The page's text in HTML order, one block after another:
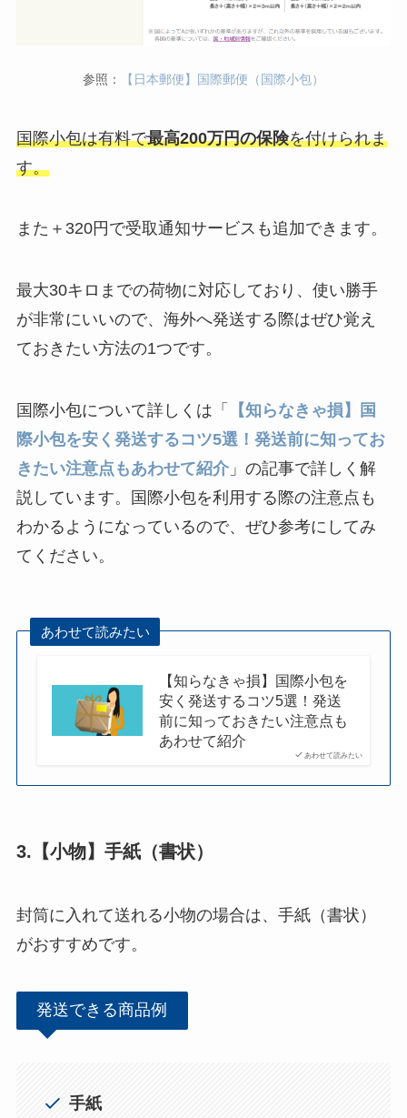
参照： 【日本郵便】国際郵便（国際小包）
国際小包は有料で最高200万円の保険を付けられま
す。
また＋320円で受取通知サービスも追加できます。
最大30キロまでの荷物に対応しており、使い勝手
が非常にいいので、海外へ発送する際はぜひ覚え
ておきたい方法の1つです。
国際小包について詳しくは「
【知らなきゃ損】国
際小包を安く発送するコツ5選！発送前に知ってお
きたい注意点もあわせて紹介」の記事で詳しく解
説しています。国際小包を利用する際の注意点も
わかるようになっているので、ぜひ参考にしてみ
てください。
あわせて読みたい
あわせて読みたい
【知らなきゃ損】国際小包を
安く発送するコツ5選！発送
前に知っておきたい注意点も
あわせて紹介
3.【小物】手紙（書状）
封筒に入れて送れる小物の場合は、手紙（書状）
がおすすめです。
発送できる商品例
手紙